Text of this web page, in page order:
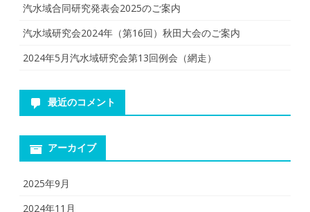
汽水域合同研究発表会2025のご案内
汽水域研究会2024年（第16回）秋田大会のご案内
2024年5月汽水域研究会第13回例会（網走）
最近のコメント
アーカイブ
2025年9月
2024年11月